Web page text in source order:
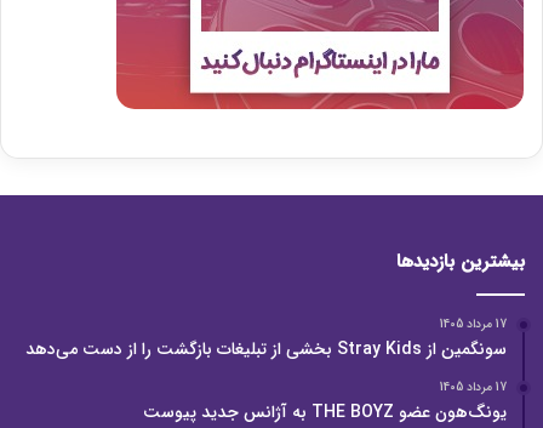
بیشترین بازدیدها
17 مرداد 1405
سونگمین از Stray Kids بخشی از تبلیغات بازگشت را از دست می‌دهد
17 مرداد 1405
یونگ‌هون عضو THE BOYZ به آژانس جدید پیوست